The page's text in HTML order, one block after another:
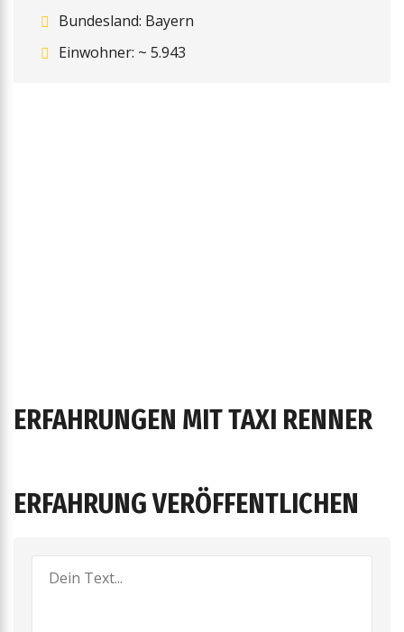
Bundesland: Bayern
Einwohner: ~ 5.943
ERFAHRUNGEN MIT TAXI RENNER
ERFAHRUNG VERÖFFENTLICHEN